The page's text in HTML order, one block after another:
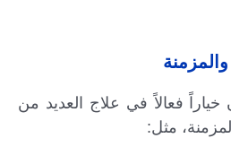
والمزمنة
خياراً فعالاً في علاج العديد من
مثل: